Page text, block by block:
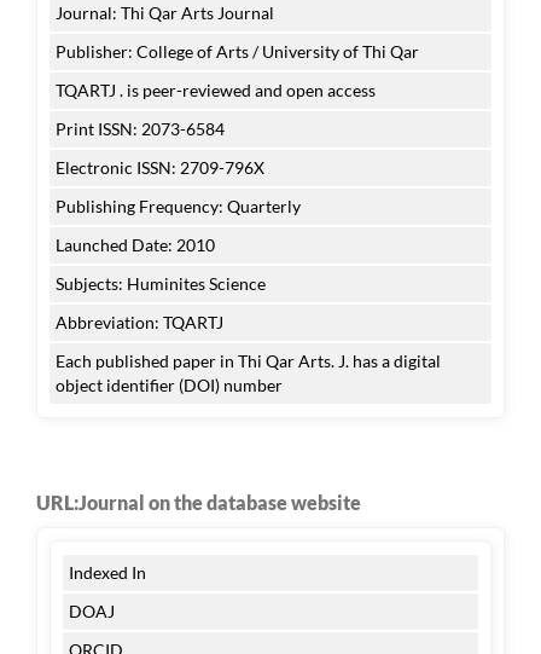
Journal: Thi Qar Arts Journal
Publisher: College of Arts / University of Thi Qar
TQARTJ . is peer-reviewed and open access
Print ISSN: 2073-6584
Electronic ISSN: 2709-796X
Publishing Frequency: Quarterly
Launched Date: 2010
Subjects: Huminites Science
Abbreviation: TQARTJ
Each published paper in Thi Qar Arts. J. has a digital
object identifier (DOI) number
URL:Journal on the database website
Indexed In
DOAJ
ORCID